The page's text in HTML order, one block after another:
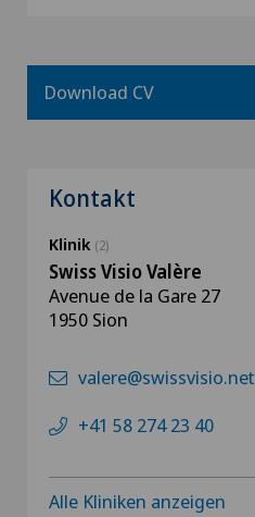
Download CV
Kontakt
Klinik (2)
Swiss Visio Valère
Avenue de la Gare 27
1950 Sion
valere@swissvisio.net
+41 58 274 23 40
Alle Kliniken anzeigen